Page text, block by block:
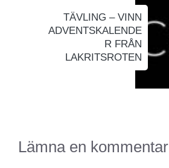
TÄVLING – VINN
ADVENTSKALENDE
R FRÅN
LAKRITSROTEN
Lämna en kommentar